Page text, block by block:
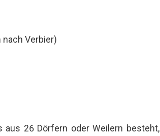
nach Verbier)
aus 26 Dörfern oder Weilern besteht,